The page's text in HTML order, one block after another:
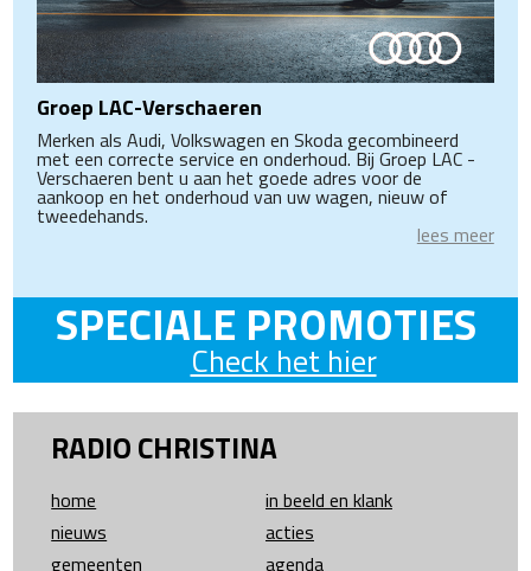
Groep LAC-Verschaeren
Merken als Audi, Volkswagen en Skoda gecombineerd
met een correcte service en onderhoud. Bij Groep LAC -
Verschaeren bent u aan het goede adres voor de
aankoop en het onderhoud van uw wagen, nieuw of
tweedehands.
lees meer
SPECIALE PROMOTIES
Check het hier
RADIO CHRISTINA
home
in beeld en klank
nieuws
acties
gemeenten
agenda